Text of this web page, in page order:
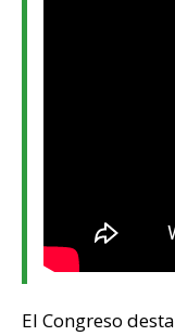
El Congreso